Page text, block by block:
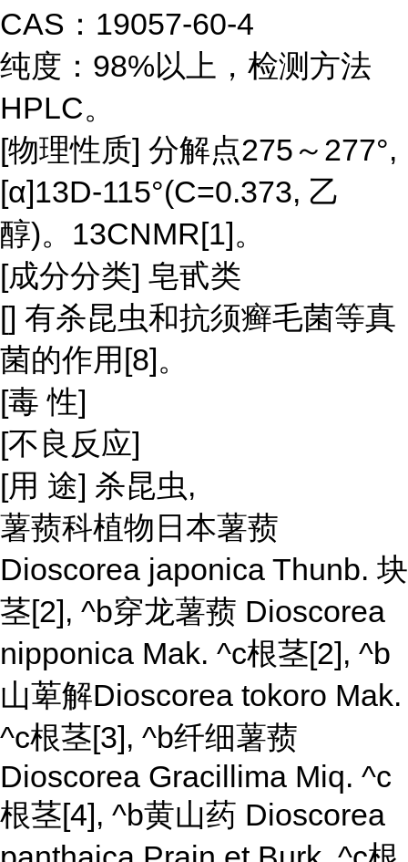
CAS：19057-60-4
纯度：98%以上，检测方法
HPLC。
[物理性质] 分解点275～277°,
[α]13D-115°(C=0.373, 乙
醇)。13CNMR[1]。
[成分分类] 皂甙类
[] 有杀昆虫和抗须癣毛菌等真
菌的作用[8]。
[毒 性]
[不良反应]
[用 途] 杀昆虫,
薯蓣科植物日本薯蓣
Dioscorea japonica Thunb. 块
茎[2], ^b穿龙薯蓣 Dioscorea
nipponica Mak. ^c根茎[2], ^b
山萆解Dioscorea tokoro Mak.
^c根茎[3], ^b纤细薯蓣
Dioscorea Gracillima Miq. ^c
根茎[4], ^b黄山药 Dioscorea